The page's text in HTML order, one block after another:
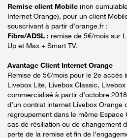
Remise client Mobile (non
Internet Orange), pour un client
souscrivant à partir d’orange.fr :
Fibre/ADSL : remise de 5€/mois sur
Up et Max + Smart TV.
Avantage Client Internet Orange
Remise de 5€/mois pour le 2e accès
Livebox Lite, Livebox Classic,
commercialisé à partir d’octobre
d’un contrat internet Livebox Orange
regroupement dans le même Espace
cas de résiliation ou de changement
perte de la remise et fin de